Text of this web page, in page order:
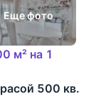
Еще фото
м² на 1
500 кв.